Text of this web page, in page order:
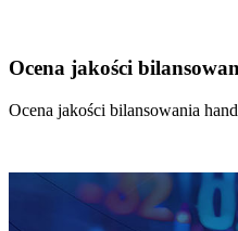
Ocena jakości
Ocena jakości bilansowania